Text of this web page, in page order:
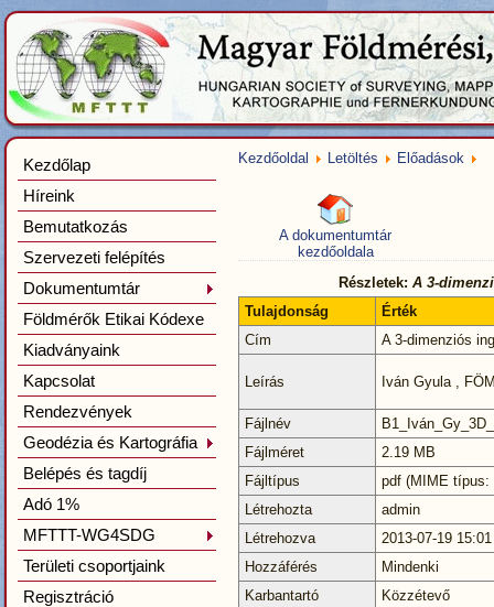
Kezdőlap
Híreink
Bemutatkozás
Szervezeti felépítés
Dokumentumtár
Földmérők Etikai Kódexe
Kiadványaink
Kapcsolat
Rendezvények
Geodézia és Kartográfia
Belépés és tagdíj
Adó 1%
MFTTT-WG4SDG
Területi csoportjaink
Regisztráció
Kezdőoldal Letöltés Előadások
A dokumentumtár
kezdőoldala
Részletek: A 3-
Tulajdonság
Érték
Cím
A 3-dimenziós
Leírás Iván Gyula ,
Fájlnév
Fájlméret
2.19 MB
Fájltípus
pdf (MIME típus:
Létrehozta
admin
Létrehozva
2013-07-19 15:01
Hozzáférés
Mindenki
Karbantartó
Közzétevő